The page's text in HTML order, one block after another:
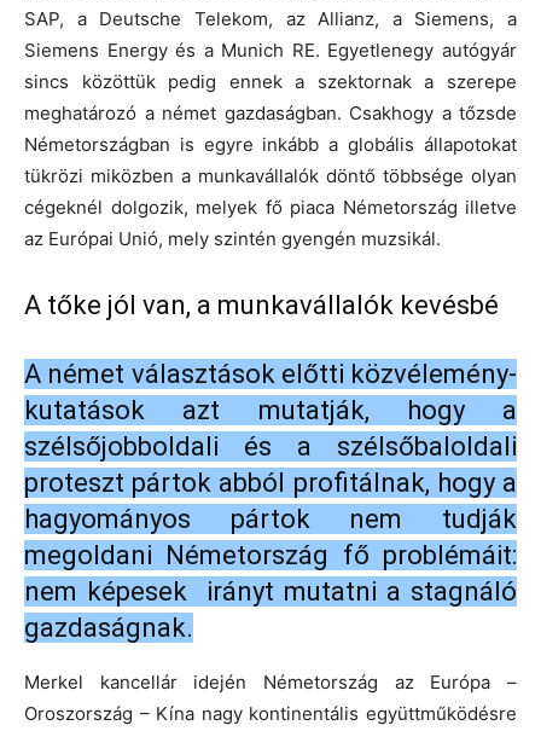
SAP, a Deutsche Telekom, az Allianz, a Siemens, a
Siemens Energy és a Munich RE. Egyetlenegy autógyár
sincs közöttük pedig ennek a szektornak a szerepe
meghatározó a német gazdaságban. Csakhogy a tőzsde
Németországban is egyre inkább a globális állapotokat
tükrözi miközben a munkavállalók döntő többsége olyan
cégeknél dolgozik, melyek fő piaca Németország illetve
az Európai Unió, mely szintén gyengén muzsikál.
A tőke jól van, a munkavállalók kevésbé
A német választások előtti közvélemény-
kutatások azt mutatják, hogy a
szélsőjobboldali és a szélsőbaloldali
proteszt pártok abból profitálnak, hogy a
hagyományos pártok nem tudják
megoldani Németország fő problémáit:
nem képesek irányt mutatni a stagnáló
gazdaságnak.
Merkel kancellár idején Németország az Európa –
Oroszország – Kína nagy kontinentális együttműködésre